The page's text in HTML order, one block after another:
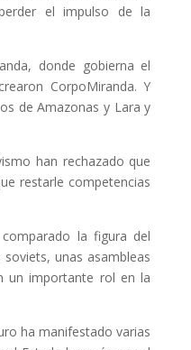
el impulso de la
donde gobierna el
CorpoMiranda. Y
de Amazonas y Lara y
han rechazado que
restarle competencias
la figura del
unas asambleas
un importante rol en la
ha manifestado varias